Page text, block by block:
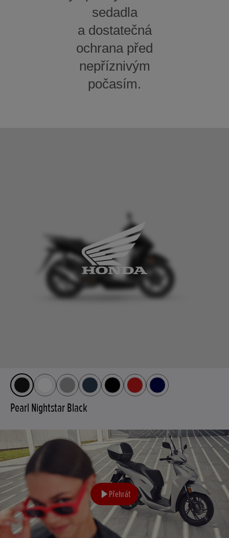
sedadla​
a dostatečná
ochrana před
nepříznivým
počasím.
Pearl Nightstar Black
Přehrát